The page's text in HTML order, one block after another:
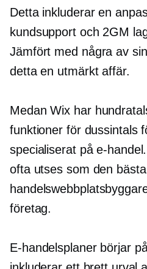
Detta inkluderar en
kundsupport och 2GM
Jämfört med några av
detta en utmärkt affär.
Medan Wix har
funktioner för dussintals
specialiserat på e-
ofta utses som den
företag.
E-handelsplaner börjar